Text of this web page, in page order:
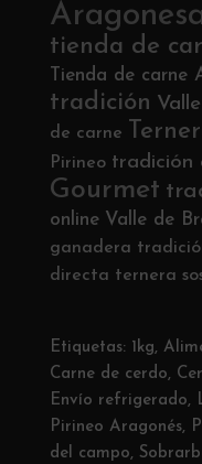
tienda de
Tienda de carne
tradición
de carne
Pirineo tradición
Gourmet
online Valle de
ganadera
directa ternera
Etiquetas: 1kg,
Carne de cerdo,
Envío refrigerado,
Pirineo Aragonés,
del campo,